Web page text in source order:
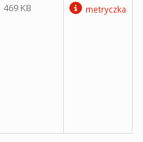
469 KB metryczka